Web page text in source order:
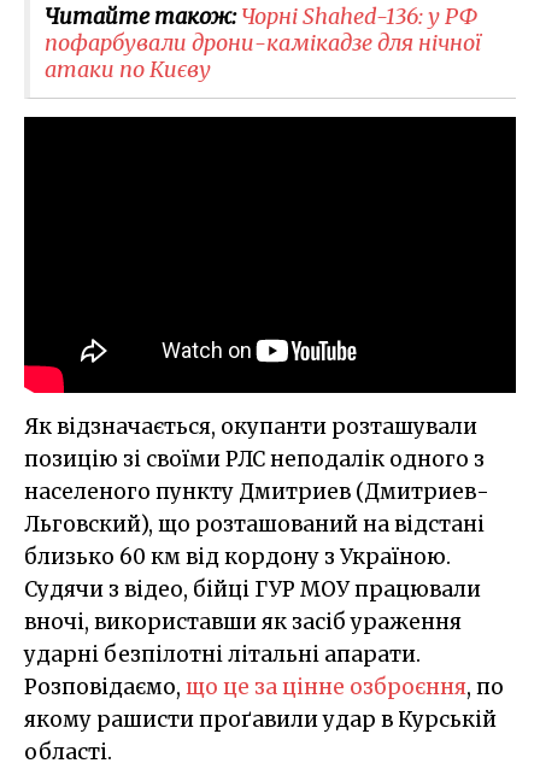
Читайте також:Чорні Shahed-136: у РФ
пофарбували дрони-камікадзе для нічної
атаки по Києву
Як відзначається, окупанти розташували
позицію зі своїми РЛС неподалік одного з
населеного пункту Дмитриев (Дмитриев-
Льговский), що розташований на відстані
близько 60 км від кордону з Україною.
Судячи з відео, бійці ГУР МОУ працювали
вночі, використавши як засіб ураження
ударні безпілотні літальні апарати.
Розповідаємо, що це за цінне озброєння, по
якому рашисти проґавили удар в Курській
області.